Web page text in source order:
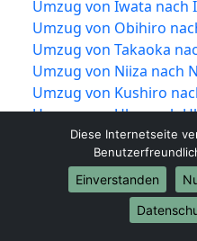
Umzug von Iwata nach
Umzug von Obihiro
Umzug von Takaoka
Umzug von Niiza nach
Umzug von Kushiro
Umzug von Ube nach
Umzug von Hadano
Umzug von
Umzug von
Umzug von Ōgaki
Umzug von
Diese Internetseite
Einverstanden